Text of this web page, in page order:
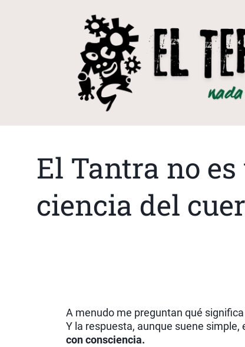
El Tantra no
ciencia del
A menudo me preguntan qué
Y la respuesta, aunque suene simple,
con consciencia.